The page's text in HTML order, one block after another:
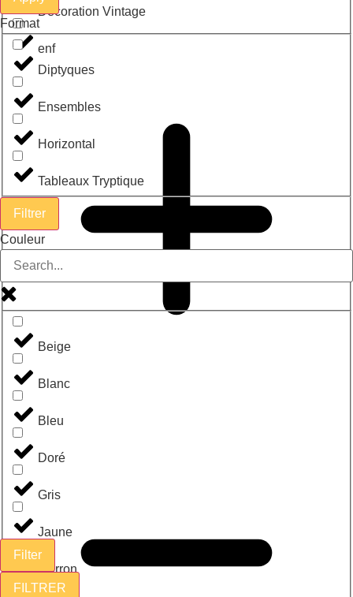
Décoration Vintage
enf
Format
Diptyques
Ensembles
Horizontal
Tableaux Tryptique
Filtrer
Couleur
Beige
Blanc
Bleu
Doré
Gris
Jaune
Marron
Filter
FILTRER